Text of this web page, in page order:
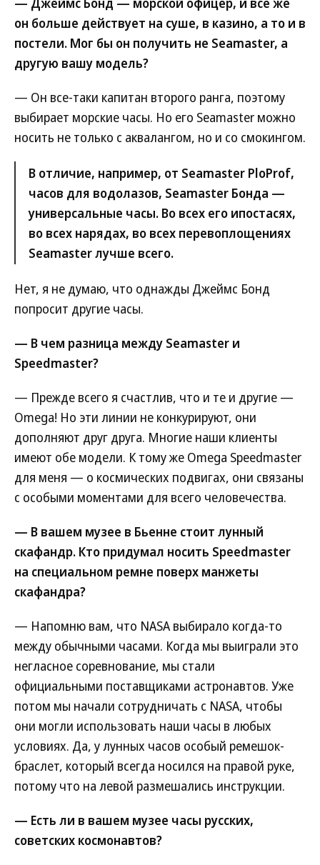
он больше действует на суше, в казино, а то и в
постели. Мог бы он получить не Seamaster, а
другую вашу модель?
— Он все-таки капитан второго ранга, поэтому
выбирает морские часы. Но его Seamaster можно
носить не только с аквалангом, но и со смокингом.
В отличие, например, от Seamaster PloProf,
часов для водолазов, Seamaster Бонда —
универсальные часы. Во всех его ипостасях,
во всех нарядах, во всех перевоплощениях
Seamaster лучше всего.
Нет, я не думаю, что однажды Джеймс Бонд
попросит другие часы.
— В чем разница между Seamaster и
Speedmaster?
— Прежде всего я счастлив, что и те и другие —
Omega! Но эти линии не конкурируют, они
дополняют друг друга. Многие наши клиенты
имеют обе модели. К тому же Omega Speedmaster
для меня — о космических подвигах, они связаны
с особыми моментами для всего человечества.
— В вашем музее в Бьенне стоит лунный
скафандр. Кто придумал носить Speedmaster
на специальном ремне поверх манжеты
скафандра?
— Напомню вам, что NASA выбирало когда-то
между обычными часами. Когда мы выиграли это
негласное соревнование, мы стали
официальными поставщиками астронавтов. Уже
потом мы начали сотрудничать с NASA, чтобы
они могли использовать наши часы в любых
условиях. Да, у лунных часов особый ремешок-
браслет, который всегда носился на правой руке,
потому что на левой размешались инструкции.
— Есть ли в вашем музее часы русских,
советских космонавтов?